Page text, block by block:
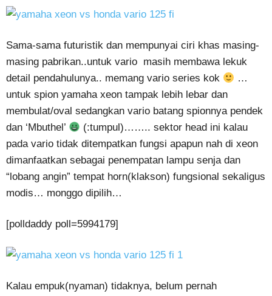
Sama-sama futuristik dan mempunyai ciri khas masing-
masing pabrikan..untuk vario masih membawa lekuk
detail pendahulunya.. memang vario series kok
…
untuk spion yamaha xeon tampak lebih lebar dan
membulat/oval sedangkan vario batang spionnya pendek
dan ‘Mbuthel’
(:tumpul)…….. sektor head ini kalau
pada vario tidak ditempatkan fungsi apapun nah di xeon
dimanfaatkan sebagai penempatan lampu senja dan
“lobang angin” tempat horn(klakson) fungsional sekaligus
modis… monggo dipilih…
[polldaddy poll=5994179]
Kalau empuk(nyaman) tidaknya, belum pernah